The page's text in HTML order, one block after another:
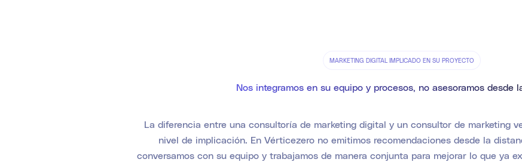
MARKETING DIGITAL IMPLICADO EN SU PROYECTO
Nos integramos en su equipo y procesos, no asesoramos desde
La diferencia entre una consultoría de marketing digital y un consultor de marketing
nivel de implicación. En Vérticezero no emitimos recomendaciones desde la
conversamos con su equipo y trabajamos de manera conjunta para mejorar lo que ya